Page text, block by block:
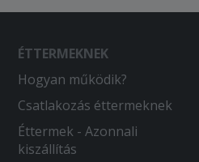
ÉTTERMEKNEK
Hogyan működik?
Csatlakozás éttermeknek
Éttermek - Azonnali
kiszállítás